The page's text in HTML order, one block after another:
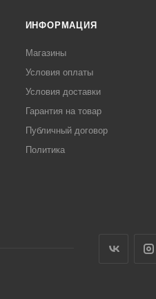
ИНФОРМАЦИЯ
Магазины
Условия оплаты
Условия доставки
Гарантия на товар
Публичный договор
Политика